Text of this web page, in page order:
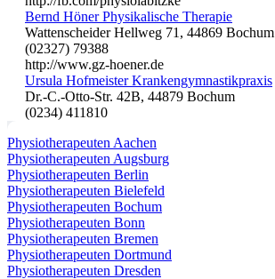
Bernd Höner Physikalische Therapie
Wattenscheider Hellweg 71, 44869 Bochum
(02327) 79388
http://www.gz-hoener.de
Ursula Hofmeister Krankengymnastikpraxis
Dr.-C.-Otto-Str. 42B, 44879 Bochum
(0234) 411810
Physiotherapeuten Aachen
Physiotherapeuten Augsburg
Physiotherapeuten Berlin
Physiotherapeuten Bielefeld
Physiotherapeuten Bochum
Physiotherapeuten Bonn
Physiotherapeuten Bremen
Physiotherapeuten Dortmund
Physiotherapeuten Dresden